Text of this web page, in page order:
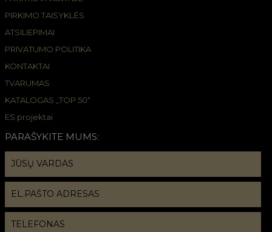
PIRKIMO TAISYKLĖS
ATSILIEPIMAI
PRIVATUMO POLITIKA
KONTAKTAI
TVARUMAS
KATALOGAS „TOP 50“
ES projektai
PARAŠYKITE MUMS: